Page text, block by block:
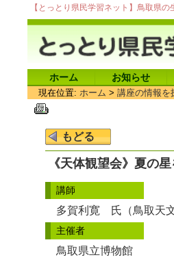
【とっとり県民学習ネット】鳥取県の
ホーム お知らせ
現在位置: ホーム > 講座の情報を
《天体観望会》夏の
講師
多賀利寛 氏（鳥取天文
主催者
鳥取県立博物館